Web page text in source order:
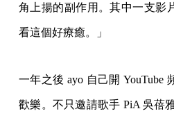
角上揚的副作用。其中一支影
看這個好療癒。」
一年之後 ayo 自己開 YouTube
歡樂。不只邀請歌手 PiA 吳蓓